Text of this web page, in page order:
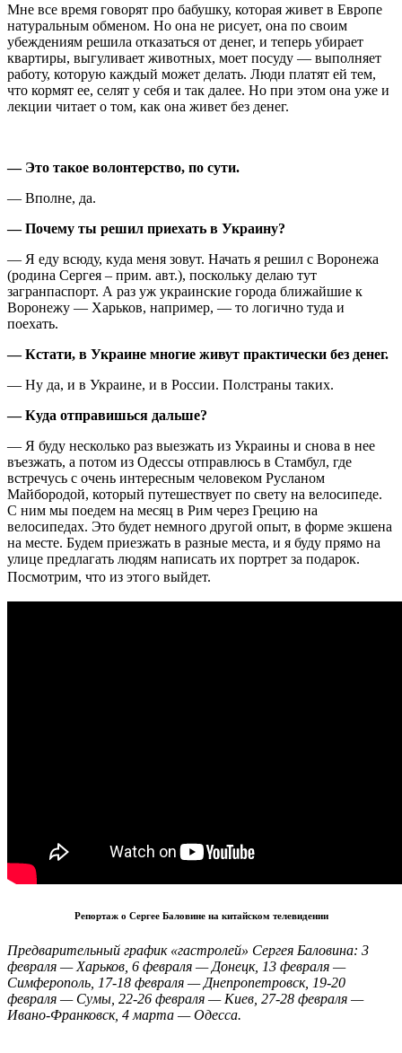
Мне все время говорят про бабушку, которая живет в Европе
натуральным обменом. Но она не рисует, она по своим
убеждениям решила отказаться от денег, и теперь убирает
квартиры, выгуливает животных, моет посуду — выполняет
работу, которую каждый может делать. Люди платят ей тем,
что кормят ее, селят у себя и так далее. Но при этом она уже и
лекции читает о том, как она живет без денег.
— Это такое волонтерство, по сути.
— Вполне, да.
— Почему ты решил приехать в Украину?
— Я еду всюду, куда меня зовут. Начать я решил с Воронежа
(родина Сергея – прим. авт.), поскольку делаю тут
загранпаспорт. А раз уж украинские города ближайшие к
Воронежу — Харьков, например, — то логично туда и
поехать.
— Кстати, в Украине многие живут практически без денег.
— Ну да, и в Украине, и в России. Полстраны таких.
— Куда отправишься дальше?
— Я буду несколько раз выезжать из Украины и снова в нее
въезжать, а потом из Одессы отправлюсь в Стамбул, где
встречусь с очень интересным человеком Русланом
Майбородой, который путешествует по свету на велосипеде.
С ним мы поедем на месяц в Рим через Грецию на
велосипедах. Это будет немного другой опыт, в форме экшена
на месте. Будем приезжать в разные места, и я буду прямо на
улице предлагать людям написать их портрет за подарок.
Посмотрим, что из этого выйдет.
Репортаж о Сергее Баловине на китайском телевидении
Предварительный график «гастролей» Сергея Баловина: 3
февраля — Харьков, 6 февраля — Донецк, 13 февраля —
Симферополь, 17-18 февраля — Днепропетровск, 19-20
февраля — Сумы, 22-26 февраля — Киев, 27-28 февраля —
Ивано-Франковск, 4 марта — Одесса.